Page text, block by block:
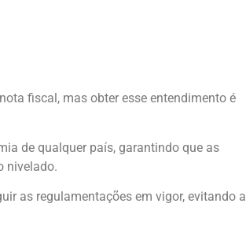
fiscal, mas obter esse entendimento é
de qualquer país, garantindo que as
nivelado.
as regulamentações em vigor, evitando a